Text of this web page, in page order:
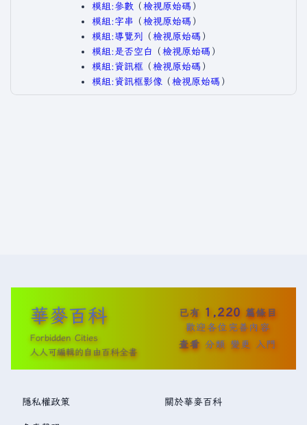
模組:參數 ​（檢視原始碼 ）​
模組:字串 ​（檢視原始碼 ）​
模組:導覽列
​（檢視原始碼 ）​
模組:是否空白 ​（檢視原始碼 ）​
模組:資訊框 ​（檢視原始碼 ）​
模組:資訊框影像 ​（檢視原始碼 ）​
華麥百科
Forbidden Cities
人人可編輯的自由百科全書
已有 1,220 篇條目
歡迎各位完善內容
查看 分類 變更 入門
隱私權政策 關於華麥百科